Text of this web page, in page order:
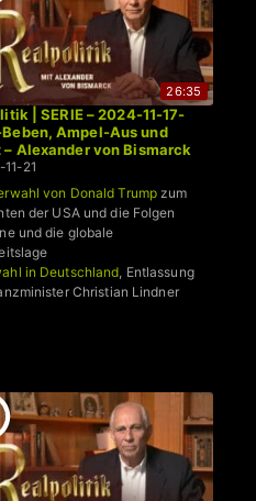
26:35
| SERIE – 2024-11-17-
Ampel-Aus und
– Alexander von Bismarck
21
von Donald Trumpzum
der USA und die Folgen
und die globale
in Deutschland, Entlassung
Christian Lindner